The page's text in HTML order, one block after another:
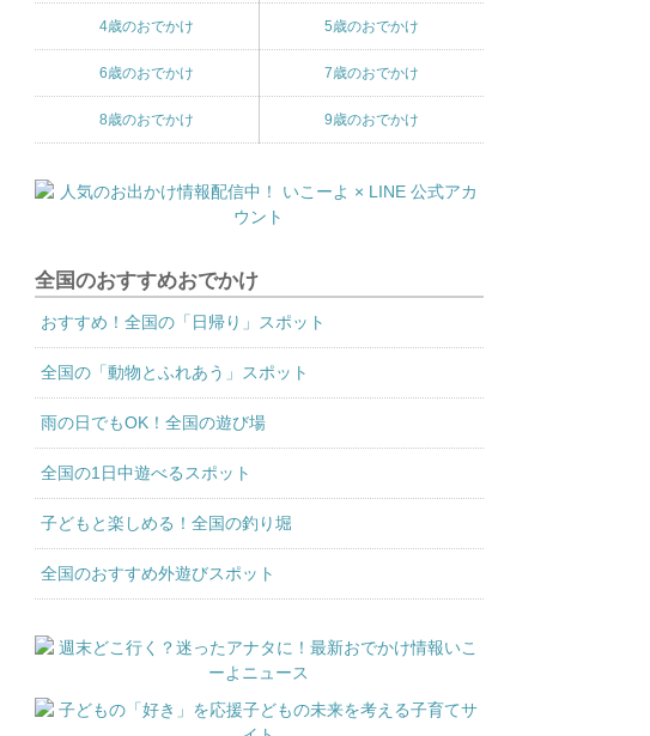
4歳のおでかけ 5歳のおでかけ
6歳のおでかけ 7歳のおでかけ
8歳のおでかけ 9歳のおでかけ
全国のおすすめおでかけ
おすすめ！全国の「日帰り」スポット
全国の「動物とふれあう」スポット
雨の日でもOK！全国の遊び場
全国の1日中遊べるスポット
子どもと楽しめる！全国の釣り堀
全国のおすすめ外遊びスポット